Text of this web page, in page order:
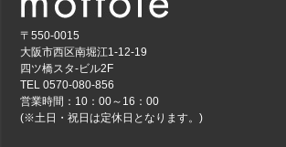
〒550-0015
大阪市西区南堀江1-12-19
四ツ橋スタ-ビル2F
TEL 0570-080-856
営業時間：10：00～16：00
(※土日・祝日は定休日となります。)